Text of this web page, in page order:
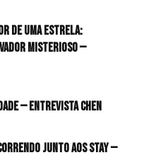
de uma estrela:
misterioso —
— Entrevista CHEN
junto aos STAY —